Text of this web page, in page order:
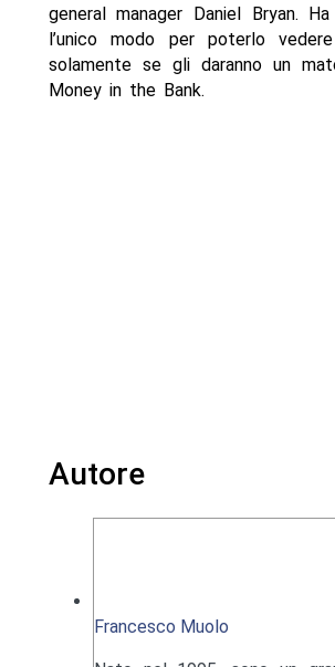
general manager Daniel Bryan.
l’unico modo per poterlo
solamente se gli daranno un
Money in the Bank.
Autore
Francesco Muolo